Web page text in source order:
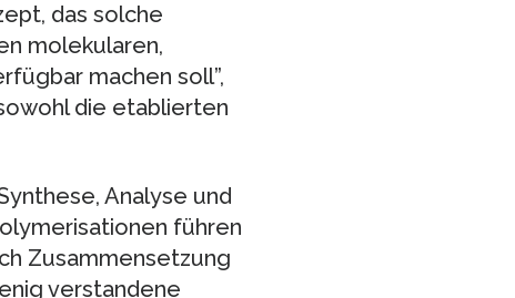
das solche
molekularen,
machen soll”,
die etablierten
Analyse und
führen
Zusammensetzung
verstandene